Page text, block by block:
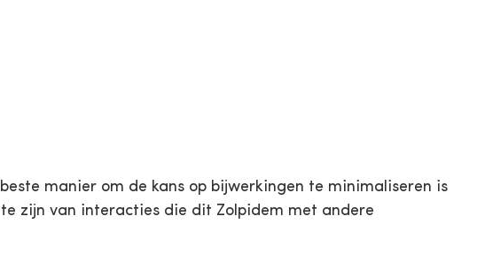
manier om de kans op bijwerkingen te minimaliseren is
zijn van interacties die dit Zolpidem met andere